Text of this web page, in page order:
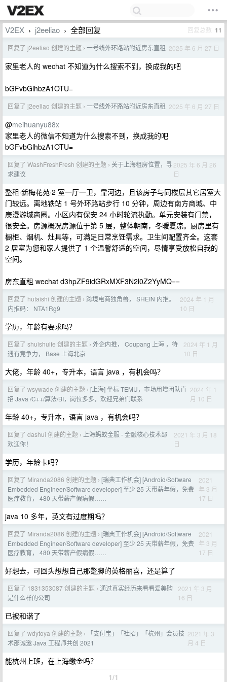
V2EX › j2eeliao › 全部回复 回复总数 11
回复了 j2eeliao 创建的主题 › 一号线外环路站附近房东直租 2025 年 6 月 27 日
家里老人的 wechat 不知道为什么搜索不到，换成我的吧
bGFvbGlhbzA1OTU=
回复了 j2eeliao 创建的主题 › 一号线外环路站附近房东直租 2025 年 6 月 27 日
@meihuanyu88x
家里老人的微信不知道为什么搜索不到，换成我的吧
bGFvbGlhbzA1OTU=
回复了 WashFreshFresh 创建的主题 › 关于上海租房位置，寻
求建议
2025 年 6 月 26
日
整租·新梅花苑·2 室一厅一卫，靠河边，且该房子与同楼层其它居室大
门较远。离地铁站 1 号外环路站步行 10 分钟，周边有南方商城、中
庚漫游城商圈。小区内有保安 24 小时轮流执勤。单元安装有门禁，
很安全。房源概况房源位于第 5 层，整体朝南，冬暖夏凉。厨房里有
橱柜、烟机、灶具等，可满足日常烹饪需求。卫生间配置齐全。这套
2 居室为您和家人提供了 1 个温馨舒适的空间，尽情享受放松自我的
空间。
房东直租 wechat d3hpZF9idGRxMXF3N2l0Z2YyMQ==
回复了 hutaishi 创建的主题 › 跨境电商独角兽， SHEIN 内推。
内推码： NTA1Rg9
2024 年 1 月
10 日
学历，年龄有要求吗？
回复了 shuishuife 创建的主题 › 外企内推， Coupang 上海 ，待
遇有竞争力， Base 上海北京
2024 年 1 月
10 日
大佬，年龄 40+，专升本，语言 java ，有机会吗？
回复了 wsywade 创建的主题 › [上海] 坐标 TEMU，市场用增团队直
招 Java /C++/算法/BI，岗位多多，欢迎兄弟们联系
2024 年 1
月 10 日
年龄 40+，专升本，语言 java ，有机会吗？
回复了 dashui 创建的主题 ›
上海蚂蚁金服 - 金融核心技术部
欢迎你！
2021 年 3 月 18
日
学历，年龄卡吗？
回复了 Miranda2086 创建的主题 › [瑞典工作机会] [Android/Software
Embedded Engineer/Software developer] 至少 25 天带薪年假，免费
医疗教育， 480 天带薪产假病假……
2021
年 3 月
17 日
java 10 多年，英文有过度期吗？
回复了 Miranda2086 创建的主题 › [瑞典工作机会] [Android/Software
Embedded Engineer/Software developer] 至少 25 天带薪年假，免费
医疗教育， 480 天带薪产假病假……
2021
年 3 月
17 日
好想去，可回头想想自己那蹩脚的英格丽喜，还是算了
回复了 1831353087 创建的主题 › 通过真实经历来看看爱美购
是什么样的公司
2021 年 3 月
16 日
已被和谐了
回复了 wdytoya 创建的主题 ›
「支付宝」「社招」「杭州」会员技
术部诚邀 Java 工程师共创 2021
2021 年 3
月 4 日
能杭州上班，在上海缴金吗？
1/1